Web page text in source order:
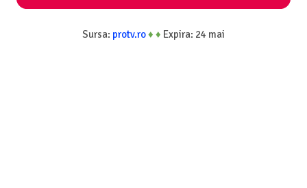
Sursa: protv.ro♦ ♦ Expira: 24 mai